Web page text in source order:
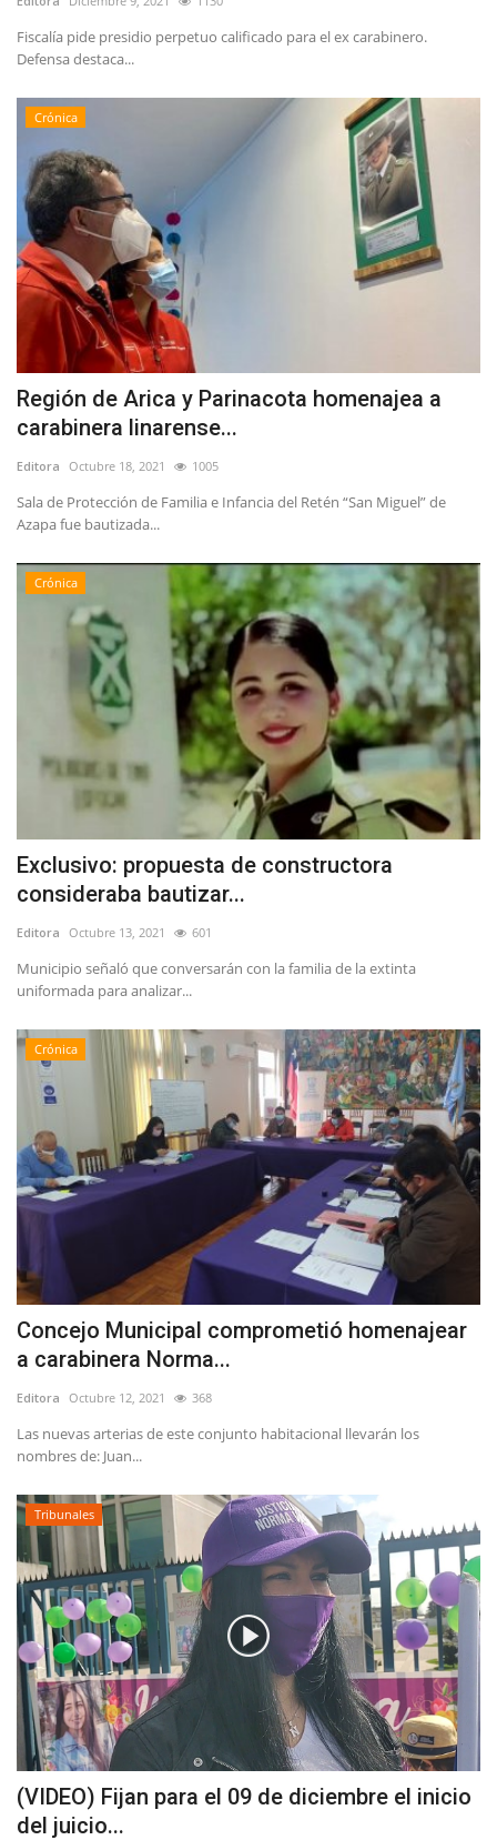
Fiscalía pide presidio perpetuo calificado para el ex carabinero.
Defensa destaca...
Crónica
Región de Arica y Parinacota homenajea a
carabinera linarense...
Editora Octubre 18, 2021 1005
Sala de Protección de Familia e Infancia del Retén “San Miguel” de
Azapa fue bautizada...
Crónica
Exclusivo: propuesta de constructora
consideraba bautizar...
Editora Octubre 13, 2021 601
Municipio señaló que conversarán con la familia de la extinta
uniformada para analizar...
Crónica
Concejo Municipal comprometió homenajear
a carabinera Norma...
Editora Octubre 12, 2021 368
Las nuevas arterias de este conjunto habitacional llevarán los
nombres de: Juan...
Tribunales
(VIDEO) Fijan para el 09 de diciembre el inicio
del juicio...